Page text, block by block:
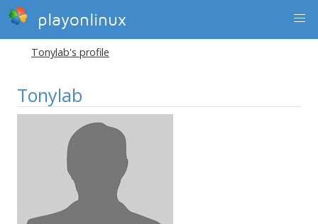
playonlinux
Tonylab's profile
Tonylab